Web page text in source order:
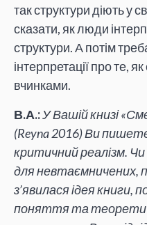
так структури діють у
сказати, як люди
структури. А потім
інтерпретації про те,
вчинками.
В.А.:У Вашій книзі
(Reyna 2016) Ви
критичний реалізм.
для невтаємничених,
з’явилася ідея книги,
поняття та